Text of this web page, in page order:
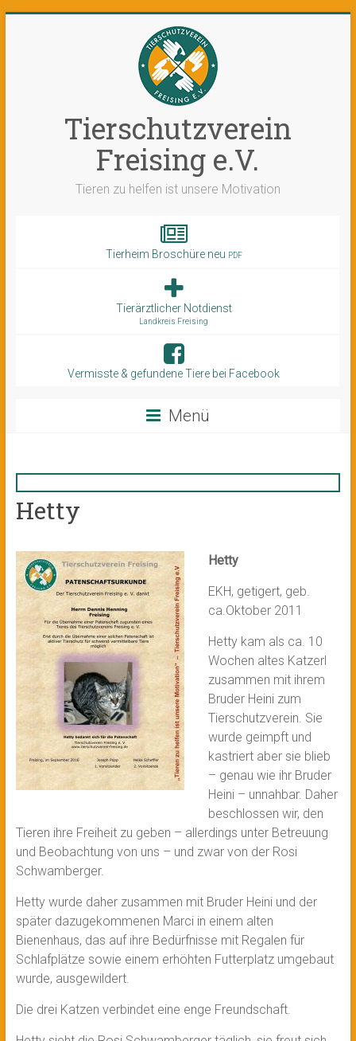
Tierschutzverein
Freising e.V.
Tieren zu helfen ist unsere Motivation
Tierheim Broschüre neu PDF
Tierärztlicher Notdienst
Landkreis Freising
Vermisste & gefundene Tiere bei Facebook
Menü
Hetty
Hetty
EKH, getigert, geb.
ca.Oktober 2011
Hetty kam als ca. 10
Wochen altes Katzerl
zusammen mit ihrem
Bruder Heini zum
Tierschutzverein. Sie
wurde geimpft und
kastriert aber sie blieb
– genau wie ihr Bruder
Heini – unnahbar. Daher
beschlossen wir, den
Tieren ihre Freiheit zu geben – allerdings unter Betreuung
und Beobachtung von uns – und zwar von der Rosi
Schwamberger.
Hetty wurde daher zusammen mit Bruder Heini und der
später dazugekommenen Marci in einem alten
Bienenhaus, das auf ihre Bedürfnisse mit Regalen für
Schlafplätze sowie einem erhöhten Futterplatz umgebaut
wurde, ausgewildert.
Die drei Katzen verbindet eine enge Freundschaft.